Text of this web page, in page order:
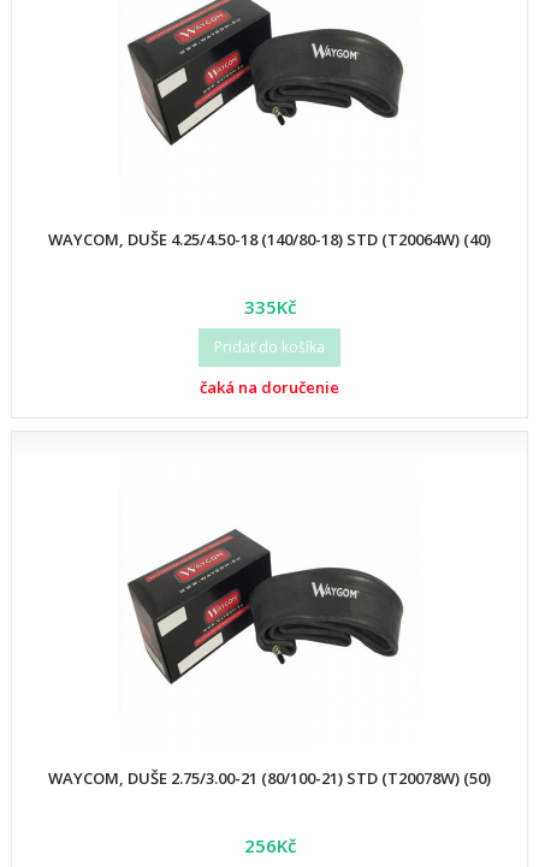
WAYCOM, DUŠE 4.25/4.50-18 (140/80-18) STD (T20064W) (40)
335Kč
Pridať do košíka
čaká na doručenie
WAYCOM, DUŠE 2.75/3.00-21 (80/100-21) STD (T20078W) (50)
256Kč